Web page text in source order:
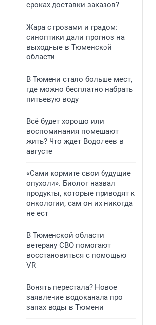
сроках доставки заказов?
Жара с грозами и градом:
синоптики дали прогноз на
выходные в Тюменской
области
В Тюмени стало больше мест,
где можно бесплатно набрать
питьевую воду
Всё будет хорошо или
воспоминания помешают
жить? Что ждет Водолеев в
августе
«Сами кормите свои будущие
опухоли». Биолог назвал
продукты, которые приводят к
онкологии, сам он их никогда
не ест
В Тюменской области
ветерану СВО помогают
восстановиться с помощью
VR
Вонять перестала? Новое
заявление водоканала про
запах воды в Тюмени